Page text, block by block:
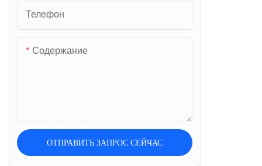
Шкалы вилочного погрузчика
Телефон
Содержание
ОТПРАВИТЬ ЗАПРОС СЕЙЧАС